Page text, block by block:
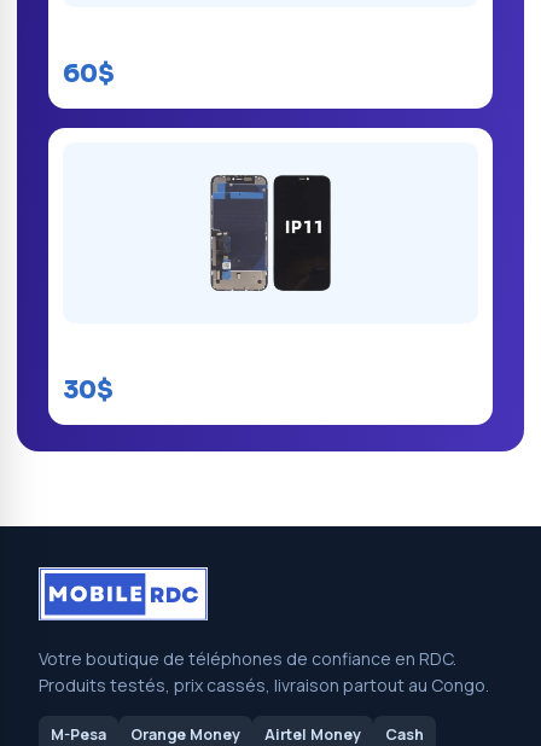
60$
30$
Votre boutique de téléphones de confiance en RDC.
Produits testés, prix cassés, livraison partout au Congo.
M-Pesa Orange Money Airtel Money Cash